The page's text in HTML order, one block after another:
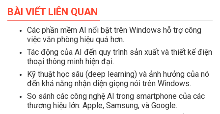
BÀI VIẾT LIÊN QUAN
Các phần mềm AI nổi bật trên Windows hỗ trợ công
việc văn phòng hiệu quả hơn.
Tác động của AI đến quy trình sản xuất và thiết kế điện
thoại thông minh hiện đại.
Kỹ thuật học sâu (deep learning) và ảnh hưởng của nó
đến khả năng nhận diện giọng nói trên Windows.
So sánh các công nghệ AI trong smartphone của các
thương hiệu lớn: Apple, Samsung, và Google.